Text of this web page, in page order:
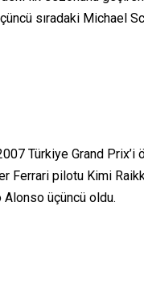
sıradaki Michael
Türkiye Grand
Ferrari pilotu Kimi
üçüncü oldu.